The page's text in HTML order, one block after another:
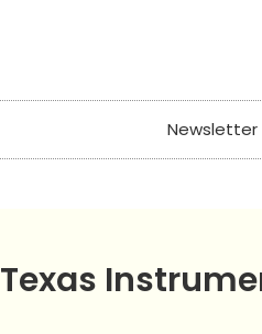
Newsletter
Texas